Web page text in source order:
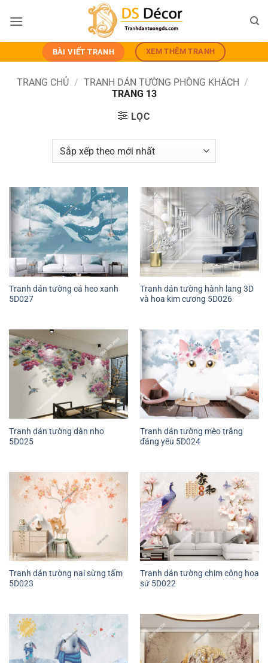
qua
BÀI VIẾT TRANH XEM THÊM TRANH
TRANG CHỦ / TRANH DÁN TƯỜNG PHÒNG KHÁCH /
TRANG 13
LỌC
Tranh dán tường cá heo xanh
5D027
Tranh dán tường hành lang 3D
và hoa kim cương 5D026
Tranh dán tường dàn nho
5D025
Tranh dán tường mèo trắng
đáng yêu 5D024
Tranh dán tường nai sừng tấm
5D023
Tranh dán tường chim công hoa
sứ 5D022